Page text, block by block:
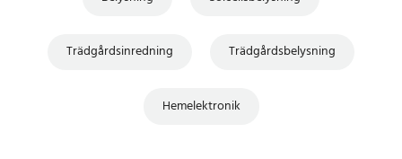
Trädgårdsinredning Trädgårdsbelysning
Hemelektronik